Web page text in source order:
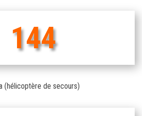
144
(hélicoptère de secours)